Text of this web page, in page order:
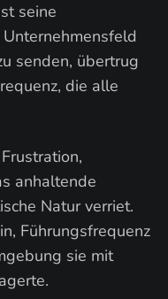
seine
senden, übertrug
die alle
anhaltende
Natur verriet.
Führungsfrequenz
sie mit